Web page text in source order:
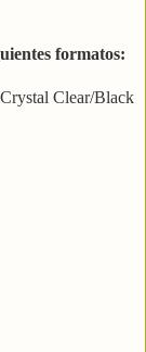
formatos:
Clear/Black